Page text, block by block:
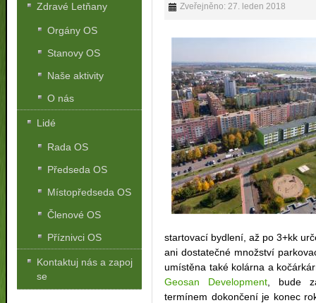
Zveřejněno: 27. leden 2018
startovací bydlení, až po 3+kk
ani dostatečné množství
umístěna také kolárna a
Geosan Development , bude
termínem dokončení je konec
Zdravé Letňany
Orgány OS
Stanovy OS
Naše aktivity
O nás
Lidé
Rada OS
Předseda OS
Místopředseda OS
Členové OS
Příznivci OS
Kontaktuj nás a zapoj
se